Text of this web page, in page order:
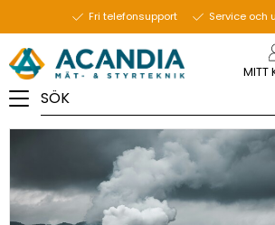
Fri telefonsupport Service och
MITT